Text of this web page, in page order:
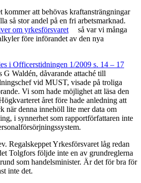
kommer att behövas kraftansträngningar
så stor andel på en fri arbetsmarknad.
om yrkesförsvaret
så var vi många
före införandet av den nya
i Officerstidningen 1/2009 s. 14 – 17
G Waldén, dåvarande attaché till
vid MUST, visade på troliga
Vi som hade möjlighet att läsa den
året före hade anledning att
när denna innehöll lite mer data om
i synnerhet som rapportförfattaren inte
Regalskeppet Yrkesförsvaret låg redan
Tolgfors följde inte en av grundreglerna
som handelsminister. Är det för bra för
inte det.